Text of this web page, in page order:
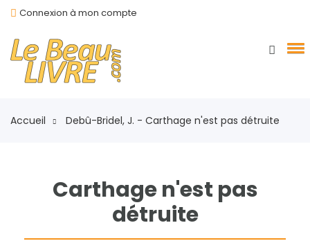
Connexion à mon compte
Accueil Debû-Bridel, J. - Carthage n'est pas détruite
Carthage n'est pas
détruite